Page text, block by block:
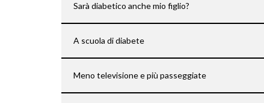
Sarà diabetico anche mio figlio?
A scuola di diabete
Meno televisione e più passeggiate